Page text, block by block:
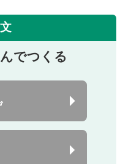
でつくる